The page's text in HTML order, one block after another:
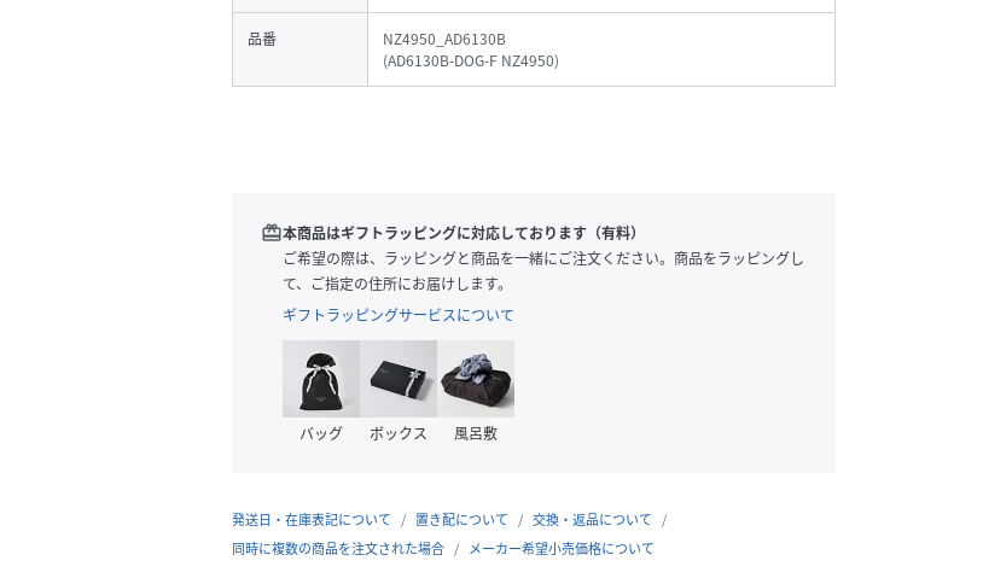
品番
NZ4950_AD6130B
(AD6130B-DOG-F NZ4950)
redeem本商品はギフトラッピングに対応しております（有料）
ご希望の際は、ラッピングと商品を一緒にご注文ください。商品をラッピングし
て、ご指定の住所にお届けします。
ギフトラッピングサービスについて
バッグ ボックス 風呂敷
発送日・在庫表記について 置き配について
交換・返品について
同時に複数の商品を注文された場合
メーカー希望小売価格について